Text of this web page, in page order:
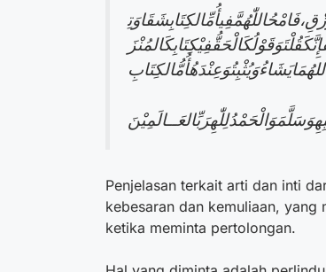
Penjelasan terkait arti dan inti
kebesaran dan kemuliaan, yang
ketika meminta pertolongan.